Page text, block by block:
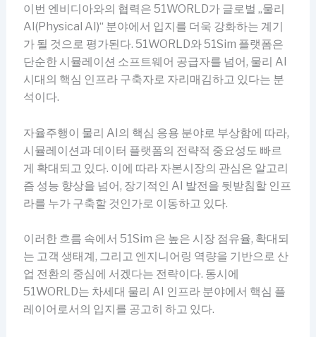
이번 엔비디아와의 협력은 51WORLD가 글로벌 „물리
AI(Physical AI)“ 분야에서 입지를 더욱 강화하는 계기
가 될 것으로 평가된다. 51WORLD와 51Sim 플랫폼은
단순한 시뮬레이션 소프트웨어 공급자를 넘어, 물리 AI
시대의 핵심 인프라 구축자로 자리매김하고 있다는 분
석이다.
자율주행이 물리 AI의 핵심 응용 분야로 부상함에 따라,
시뮬레이션과 데이터 플랫폼의 전략적 중요성도 빠르
게 확대되고 있다. 이에 따라 자본시장의 관심은 알고리
즘 성능 향상을 넘어, 장기적인 AI 발전을 뒷받침할 인프
라를 누가 구축할 것인가로 이동하고 있다.
이러한 흐름 속에서 51Sim 은 높은 시장 점유율, 확대되
는 고객 생태계, 그리고 엔지니어링 역량을 기반으로 산
업 전환의 중심에 서겠다는 전략이다. 동시에
51WORLD는 차세대 물리 AI 인프라 분야에서 핵심 플
레이어로서의 입지를 공고히 하고 있다.